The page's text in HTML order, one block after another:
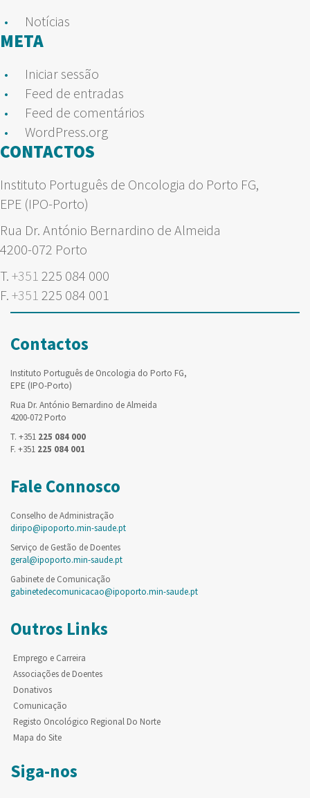
Notícias
META
Iniciar sessão
Feed de entradas
Feed de comentários
WordPress.org
CONTACTOS
Instituto Português de Oncologia do Porto FG,
EPE (IPO-Porto)
Rua Dr. António Bernardino de Almeida
4200-072 Porto
T. +351 225 084 000
F. +351 225 084 001
Contactos
Instituto Português de Oncologia do Porto FG,
EPE (IPO-Porto)
Rua Dr. António Bernardino de Almeida
4200-072 Porto
T. +351 225 084 000
F. +351 225 084 001
Fale Connosco
Conselho de Administração
diripo@ipoporto.min-saude.pt
Serviço de Gestão de Doentes
geral@ipoporto.min-saude.pt
Gabinete de Comunicação
gabinetedecomunicacao@ipoporto.min-saude.pt
Outros Links
Emprego e Carreira
Associações de Doentes
Donativos
Comunicação
Registo Oncológico Regional Do Norte
Mapa do Site
Siga-nos